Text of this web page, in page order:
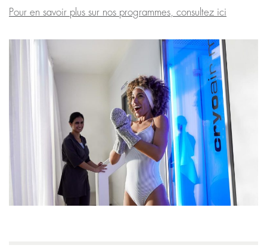
Pour en savoir plus sur nos programmes, consultez ici